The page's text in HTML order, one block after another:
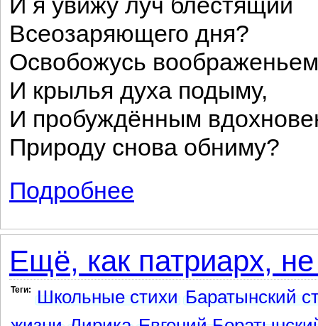
И я увижу луч блестящий
Всеозаряющего дня?
Освобожусь
И крылья духа подыму,
И пробуждённым
Природу снова обниму?
Подробнее
Ещё, как патриарх,
Теги: Школьные стихи Баратынский